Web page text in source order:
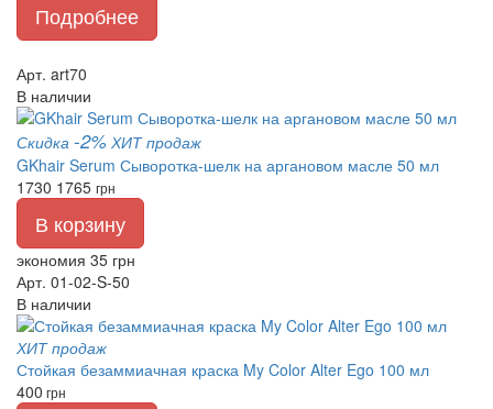
Подробнее
Арт. art70
В наличии
Скидка -2% ХИТ продаж
GKhair Serum Сыворотка-шелк на аргановом масле 50 мл
1730 1765 грн
В корзину
экономия 35 грн
Арт. 01-02-S-50
В наличии
ХИТ продаж
Стойкая безаммиачная краска My Color Alter Ego 100 мл
400 грн